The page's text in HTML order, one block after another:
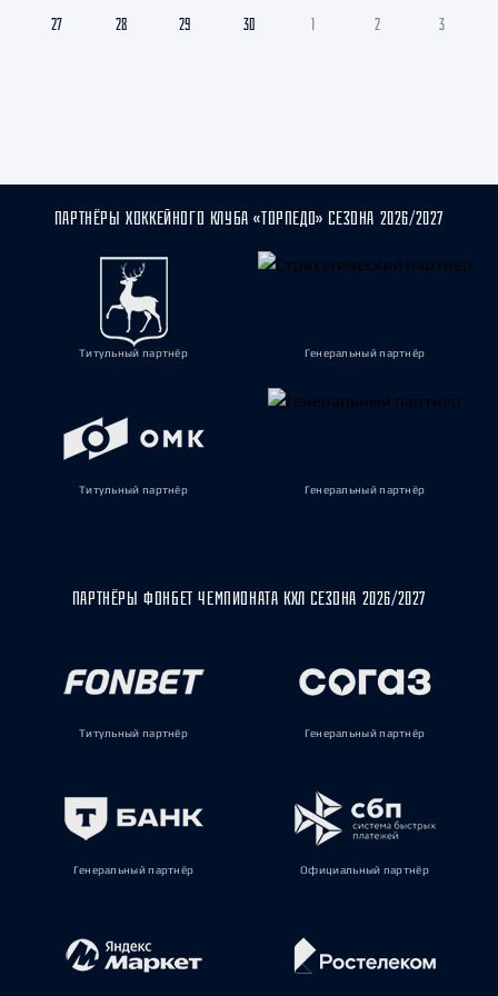
27 28 29 30 1 2 3
ПАРТНЁРЫ ХОККЕЙНОГО КЛУБА «ТОРПЕДО» СЕЗОНА 2026/2027
Титульный партнёр Генеральный партнёр
Титульный партнёр Генеральный партнёр
ПАРТНЁРЫ ФОНБЕТ ЧЕМПИОНАТА КХЛ СЕЗОНА 2026/2027
Титульный партнёр Генеральный партнёр
Генеральный партнёр Официальный партнёр